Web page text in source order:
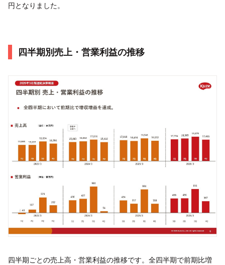
円となりました。
四半期別売上・営業利益の推移
四半期ごとの売上高・営業利益の推移です。全四半期で前期比増